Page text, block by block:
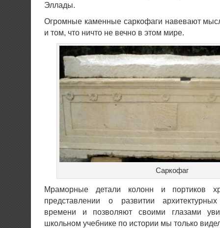
Эллады.
Огромные каменные саркофаги навевают
и том, что ничто не вечно в этом мире.
Саркофаг
Мраморные детали колонн и портиков
представлении о развитии
времени и позволяют своими глазами
школьном учебнике по истории мы только